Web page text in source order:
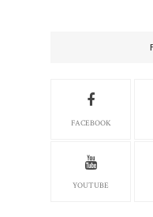
FACEBOOK
YOUTUBE